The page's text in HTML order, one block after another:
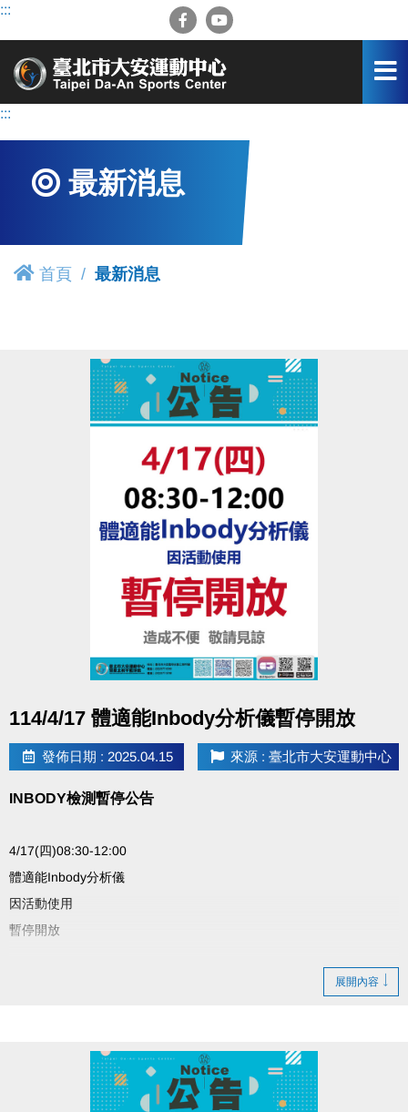
跳
容
:::
:::
最新消息
首頁 最新消息
114/4/17 體適能Inbody分析儀暫停開放
發佈日期 : 2025.04.15 來源 : 臺北市大安運動中心
INBODY檢測暫停公告
4/17(四)08:30-12:00
體適能Inbody分析儀
因活動使用
暫停開放
#臺北市大安運動中心
INBODY分析儀企業外借服務歡迎洽詢
展開內容